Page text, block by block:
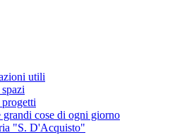
utili
grandi cose di ogni giorno
"S. D'Acquisto"